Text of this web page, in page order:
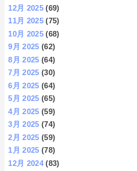
12月 2025 (69)
11月 2025 (75)
10月 2025 (68)
9月 2025 (62)
8月 2025 (64)
7月 2025 (30)
6月 2025 (64)
5月 2025 (65)
4月 2025 (59)
3月 2025 (74)
2月 2025 (59)
1月 2025 (78)
12月 2024(83)